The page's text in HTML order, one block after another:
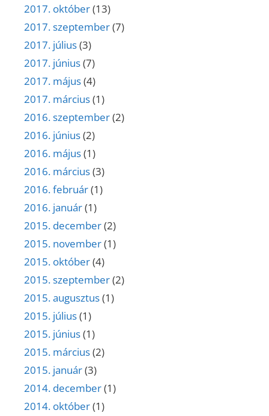
2017. október(13)
2017. szeptember(7)
2017. július(3)
2017. június(7)
2017. május(4)
2017. március(1)
2016. szeptember(2)
2016. június(2)
2016. május(1)
2016. március(3)
2016. február(1)
2016. január(1)
2015. december(2)
2015. november(1)
2015. október(4)
2015. szeptember(2)
2015. augusztus(1)
2015. július(1)
2015. június(1)
2015. március(2)
2015. január(3)
2014. december(1)
2014. október(1)